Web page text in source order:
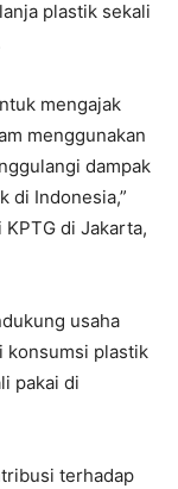
plastik sekali
mengajak
menggunakan
dampak
di Indonesia,”
di Jakarta,
usaha
konsumsi plastik
pakai di
terhadap